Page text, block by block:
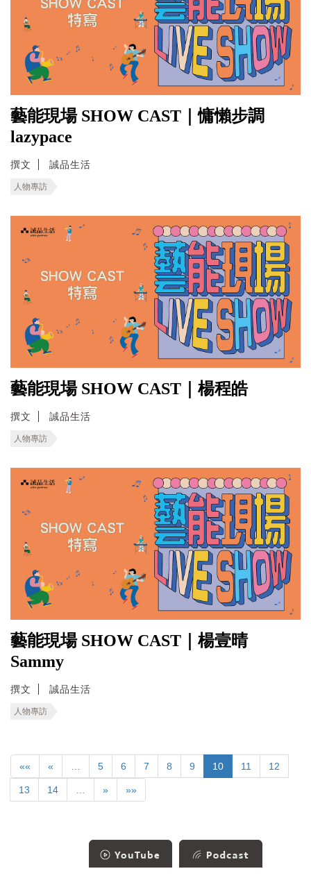
藝能現場 SHOW CAST｜慵懶步調
lazypace
撰文 誠品生活
人物專訪
藝能現場 SHOW CAST｜楊程皓
撰文 誠品生活
人物專訪
藝能現場 SHOW CAST｜楊壹晴
Sammy
撰文 誠品生活
人物專訪
«« « 5 6 7 8 9 10 11 12
13 14 » »»